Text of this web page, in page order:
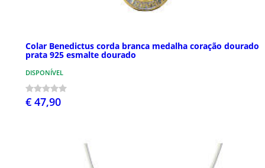
Colar Benedictus corda branca medalha coração dourado
prata 925 esmalte dourado
DISPONÍVEL
€ 47,90